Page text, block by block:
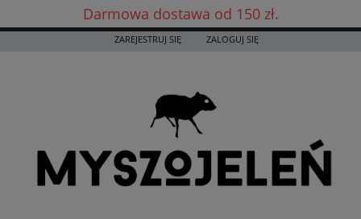
Darmowa dostawa od 150 zł.
Darmowa dostawa już od 150 zł! ✨
ZAREJESTRUJ SIĘ ZALOGUJ SIĘ